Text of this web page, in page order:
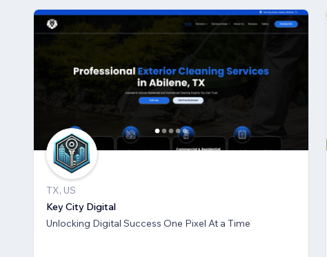
TX, US
Key City Digital
Unlocking Digital Success One Pixel At a Time